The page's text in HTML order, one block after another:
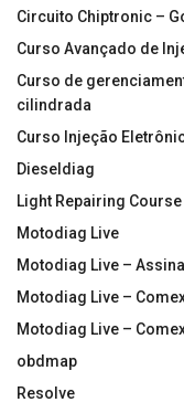
Circuito Chiptronic –
Curso Avançado de
Curso de
cilindrada
Curso Injeção
Dieseldiag
Light Repairing Course
Motodiag Live
Motodiag Live –
Motodiag Live –
Motodiag Live –
obdmap
Resolve